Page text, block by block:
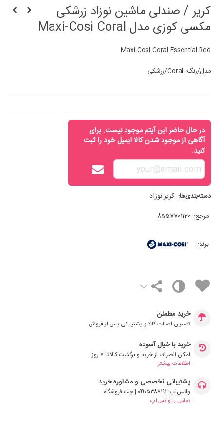
کریر / صندلی ماشین نوزاد زرشکی
مکسی کوزی مدل Maxi-Cosi Coral
Maxi-Cosi Coral Essential Red
مدل/رنگ: Coral/زرشکی
در حال حاضر این آیتم موجود نیست. برای
آگاهی از موجود شدن کالا ایمیل خود را ثبت
کنید.
دسته‌بندی‌ها: کریر نوزاد
مرجع: 8557701120
برند:
خرید مطمئن
تضمین اصالت کالا و پشتیبانی پس از فروش
خرید با خیال آسوده
امکان انصراف از خرید و برگشت کالا تا ۷ روز
اطلاعات بیشتر
پشتیبانی تخصصی و مشاوره خرید
واتس‌اپ: ۰۹۹۰۵۳۸۸۱۹۱ | چت فروشگاه
تماس با واتس‌اپ